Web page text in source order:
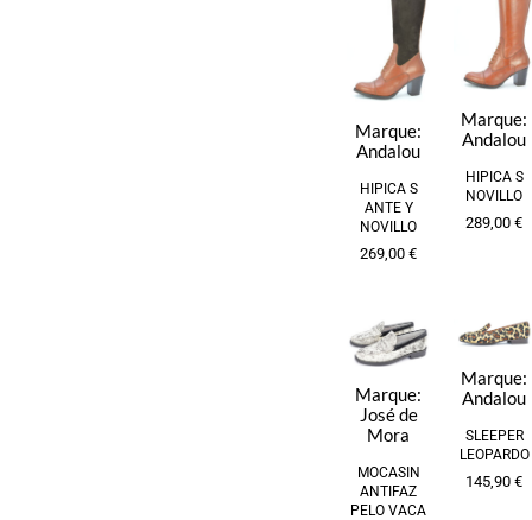
Marque:
Andalou
HIPICA S
ANTE Y
NOVILLO
269,00 €
Marque:
Andalou
HIPICA S
NOVILLO
289,00 €
Marque:
José de
Mora
MOCASIN
ANTIFAZ
PELO VACA
Marque:
Andalou
SLEEPER
LEOPARDO
145,90 €